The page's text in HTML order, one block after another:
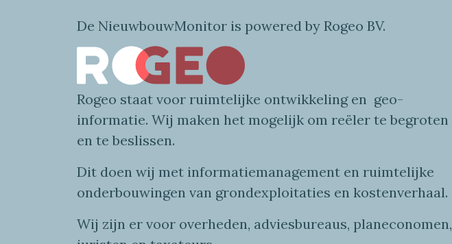
De NieuwbouwMonitor is powered by Rogeo BV.
Rogeo staat voor ruimtelijke ontwikkeling en geo-
informatie. Wij maken het mogelijk om reëler te begroten
en te beslissen.
Dit doen wij met informatiemanagement en ruimtelijke
onderbouwingen van grondexploitaties en kostenverhaal.
Wij zijn er voor overheden, adviesbureaus, planeconomen,